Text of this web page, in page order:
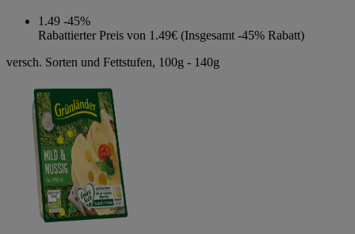
1.49 -45%
Rabattierter Preis von 1.49€ (Insgesamt -45% Rabatt)
versch. Sorten und Fettstufen, 100g - 140g